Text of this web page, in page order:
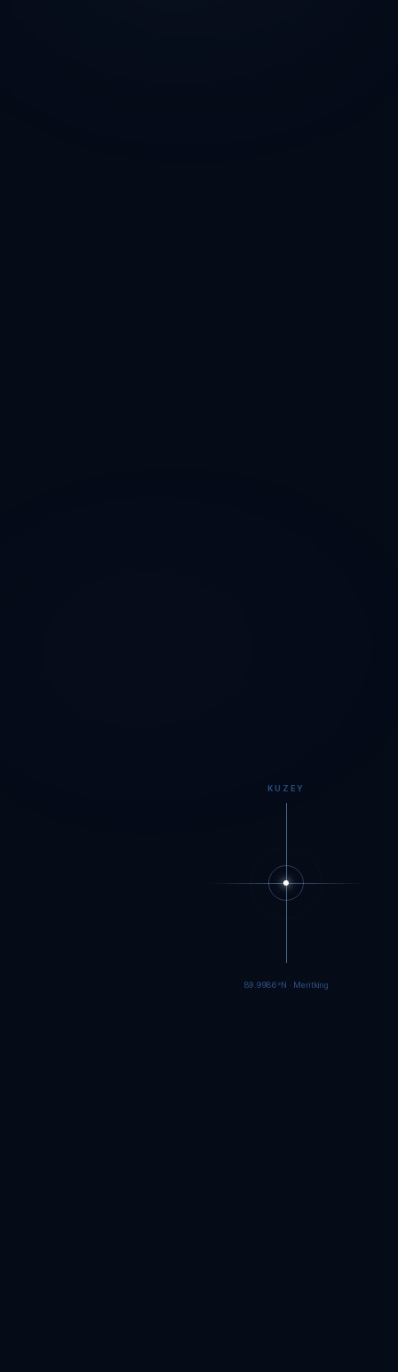
KUZEY
89.9984°N · Meritking